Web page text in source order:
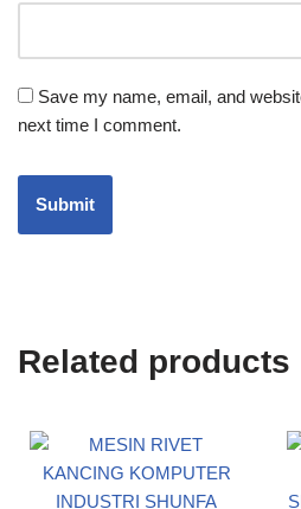
Save my name, email, and
next time I comment.
Related products